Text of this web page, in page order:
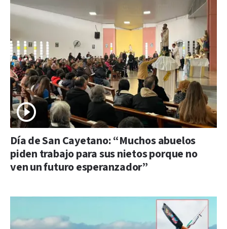
Día de San Cayetano: “Muchos abuelos
piden trabajo para sus nietos porque no
ven un futuro esperanzador”